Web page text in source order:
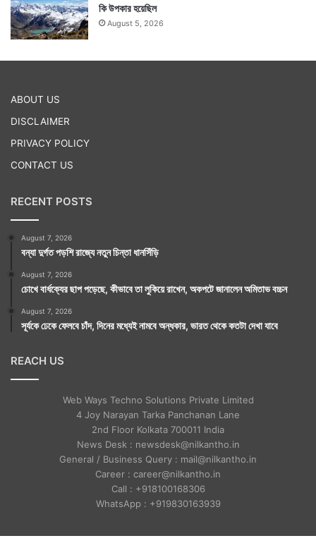
কি উপকার হয়েছিল
August 5, 2026
ABOUT US
DISCLAIMER
PRIVACY POLICY
CONTACT US
RECENT POSTS
August 7, 2026
বন্যা দুর্গত পড়শি রাজ্যে নতুন চিন্তা ধানসিঁড়ি
August 7, 2026
চোখে বার্ধক্যের ছাপ পড়েছে, কীভাবে তা লুকিয়ে রাখেন, অকপটে জানালেন অমিতাভ বচ্চন
August 7, 2026
সূর্যকে ঢেকে ফেলবে চাঁদ, দিনের মধ্যেই নামবে অন্ধকার, ভারত থেকে কতটা দেখা যাবে
REACH US
Web Ways Techno Solutions Private Limited
4 Joy Narayan Tarka Panchanan Lane
2nd Floor Kolkata 700011 India
News Desk : newsdesk@nilkantho.in
General / Business Query : mail@nilkantho.in
Career : career@nilkantho.in
Call : +918100168306
WhatsApp : +919830163939